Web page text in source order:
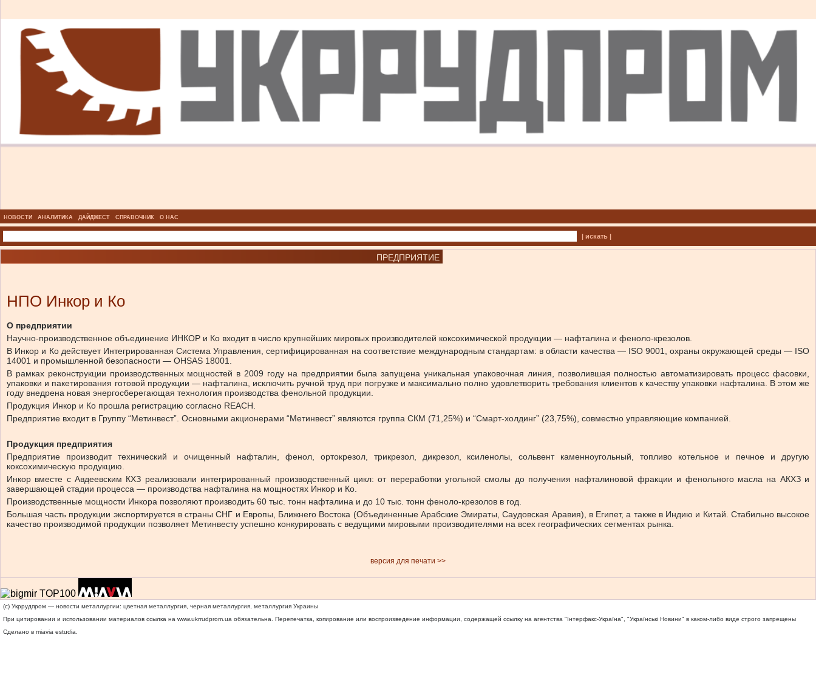
НОВОСТИ АНАЛИТИКА ДАЙДЖЕСТ СПРАВОЧНИК О НАС
| искать |
ПРЕДПРИЯТИЕ
НПО Инкор и Ко
О предприятии
Научно-производственное объединение ИНКОР и Ко входит в число крупнейших мировых производителей коксохимической продукции — нафталина и феноло-крезолов.
В Инкор и Ко действует Интегрированная Система Управления, сертифицированная на соответствие международным стандартам: в области качества — ISO 9001, охраны окружающей среды — ISO
14001 и промышленной безопасности — OHSAS 18001.
В рамках реконструкции производственных мощностей в 2009 году на предприятии была запущена уникальная упаковочная линия, позволившая полностью автоматизировать процесс фасовки,
упаковки и пакетирования готовой продукции — нафталина, исключить ручной труд при погрузке и максимально полно удовлетворить требования клиентов к качеству упаковки нафталина. В этом же
году внедрена новая энергосберегающая технология производства фенольной продукции.
Продукция Инкор и Ко прошла регистрацию согласно REACH.
Предприятие входит в Группу “Метинвест”. Основными акционерами “Метинвест” являются группа СКМ (71,25%) и “Смарт-холдинг” (23,75%), совместно управляющие компанией.
Продукция предприятия
Предприятие производит технический и очищенный нафталин, фенол, ортокрезол, трикрезол, дикрезол, ксиленолы, сольвент каменноугольный, топливо котельное и печное и другую
коксохимическую продукцию.
Инкор вместе с Авдеевским КХЗ реализовали интегрированный производственный цикл: от переработки угольной смолы до получения нафталиновой фракции и фенольного масла на АКХЗ и
завершающей стадии процесса — производства нафталина на мощностях Инкор и Ко.
Производственные мощности Инкора позволяют производить 60 тыс. тонн нафталина и до 10 тыс. тонн феноло-крезолов в год.
Большая часть продукции экспортируется в страны СНГ и Европы, Ближнего Востока (Объединенные Арабские Эмираты, Саудовская Аравия), в Египет, а также в Индию и Китай. Стабильно высокое
качество производимой продукции позволяет Метинвесту успешно конкурировать с ведущими мировыми производителями на всех географических сегментах рынка.
версия для печати >>
(c) Укррудпром — новости металлургии: цветная металлургия, черная металлургия, металлургия Украины
При цитировании и использовании материалов ссылка на www.ukrrudprom.ua обязательна. Перепечатка, копирование или воспроизведение информации, содержащей ссылку на агентства "Iнтерфакс-Україна", "Українськi Новини" в каком-либо виде строго запрещены
Сделано в miavia estudia.